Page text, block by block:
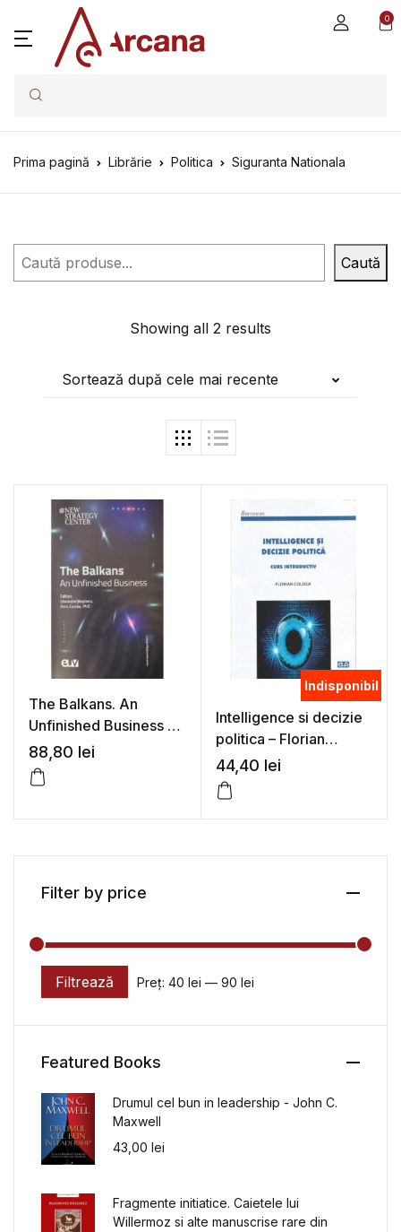
0
Search
Prima pagină Librărie Politica Siguranta Nationala
Caută Caută
Showing all 2 results
Sortează după cele mai recente
The Balkans. An
Unfinished Business –
Gheorghe Magheru,
Doru Costea, PhD (Ed.)
88,80 lei
Indisponibil
Intelligence si decizie
politica – Florian
Coldea
44,40 lei
Filter by price
Preț minim
Preț maxim
Filtrează Preț: 40 lei — 90 lei
Featured Books
Drumul cel bun in leadership - John C.
Maxwell
43,00 lei
Fragmente initiatice. Caietele lui
Willermoz si alte manuscrise rare din